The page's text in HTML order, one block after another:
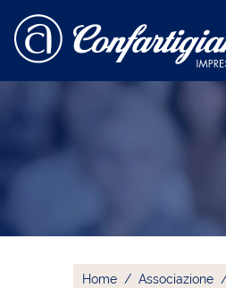
Home Associazione